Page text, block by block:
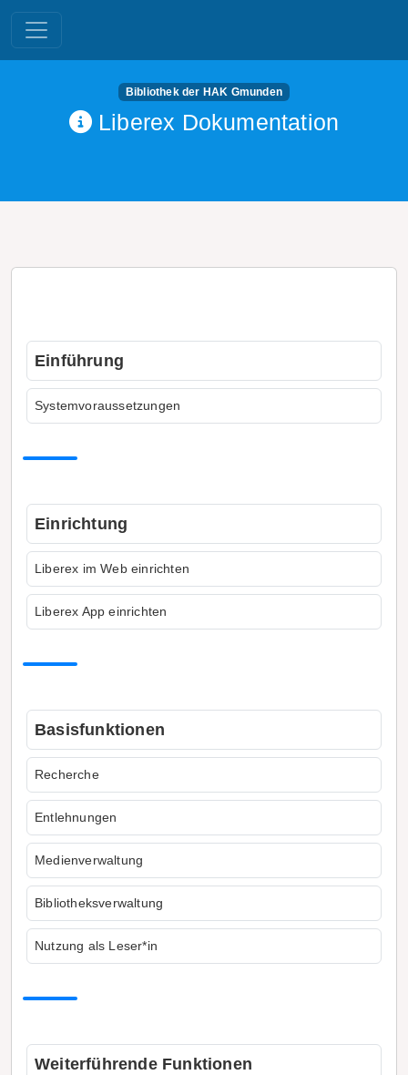
Bibliothek der HAK Gmunden
Liberex Dokumentation
Einführung
Systemvoraussetzungen
Einrichtung
Liberex im Web einrichten
Liberex App einrichten
Basisfunktionen
Recherche
Entlehnungen
Medienverwaltung
Bibliotheksverwaltung
Nutzung als Leser*in
Weiterführende Funktionen